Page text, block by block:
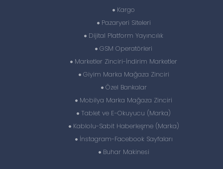
Kargo
Pazaryeri Siteleri
Dijital Platform Yayıncılık
GSM Operatörleri
Marketler Zinciri-İndirim Marketler
Giyim Marka Mağaza Zinciri
Özel Bankalar
Mobilya Marka Mağaza Zinciri
Tablet ve E-Okuyucu (Marka)
Kablolu-Sabit Haberleşme (Marka)
İnstagram-Facebook Sayfaları
Buhar Makinesi